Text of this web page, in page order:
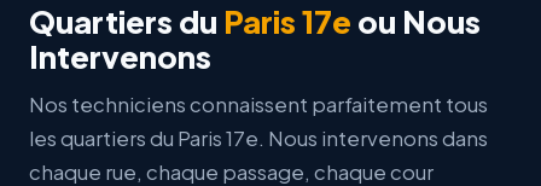
Quartiers du Paris 17e ou Nous
Intervenons
Nos techniciens connaissent parfaitement tous
les quartiers du Paris 17e. Nous intervenons dans
chaque rue, chaque passage, chaque cour